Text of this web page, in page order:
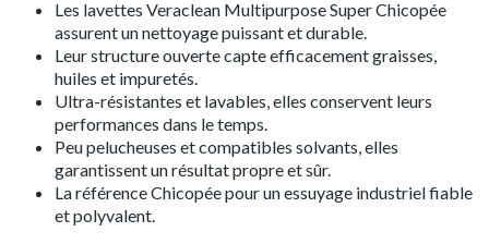
Les lavettes Veraclean Multipurpose Super Chicopée
assurent un nettoyage puissant et durable.
Leur structure ouverte capte efficacement graisses,
huiles et impuretés.
Ultra-résistantes et lavables, elles conservent leurs
performances dans le temps.
Peu pelucheuses et compatibles solvants, elles
garantissent un résultat propre et sûr.
La référence Chicopée pour un essuyage industriel fiable
et polyvalent.